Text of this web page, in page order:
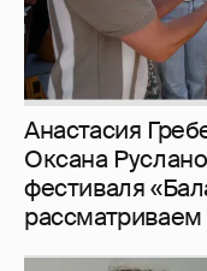
Анастасия
Оксана
фестиваля